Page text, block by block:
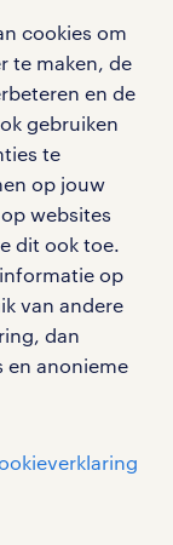
cookies om
te maken, de
en de
gebruiken
te
op jouw
websites
dit ook toe.
op
van andere
dan
en anonieme